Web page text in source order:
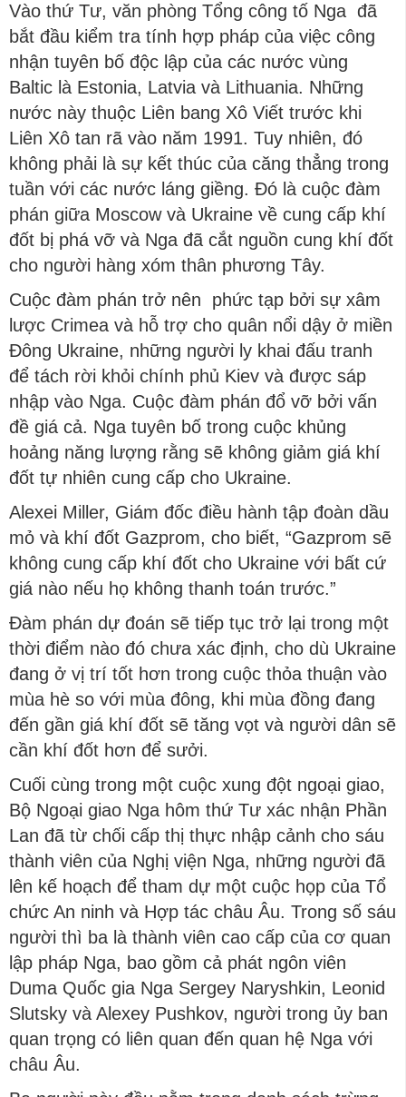
Vào thứ Tư, văn phòng Tổng công tố Nga đã
bắt đầu kiểm tra tính hợp pháp của việc công
nhận tuyên bố độc lập của các nước vùng
Baltic là Estonia, Latvia và Lithuania. Những
nước này thuộc Liên bang Xô Viết trước khi
Liên Xô tan rã vào năm 1991. Tuy nhiên, đó
không phải là sự kết thúc của căng thẳng trong
tuần với các nước láng giềng. Đó là cuộc đàm
phán giữa Moscow và Ukraine về cung cấp khí
đốt bị phá vỡ và Nga đã cắt nguồn cung khí đốt
cho người hàng xóm thân phương Tây.
Cuộc đàm phán trở nên phức tạp bởi sự xâm
lược Crimea và hỗ trợ cho quân nổi dậy ở miền
Đông Ukraine, những người ly khai đấu tranh
để tách rời khỏi chính phủ Kiev và được sáp
nhập vào Nga. Cuộc đàm phán đổ vỡ bởi vấn
đề giá cả. Nga tuyên bố trong cuộc khủng
hoảng năng lượng rằng sẽ không giảm giá khí
đốt tự nhiên cung cấp cho Ukraine.
Alexei Miller, Giám đốc điều hành tập đoàn dầu
mỏ và khí đốt Gazprom, cho biết, “Gazprom sẽ
không cung cấp khí đốt cho Ukraine với bất cứ
giá nào nếu họ không thanh toán trước.”
Đàm phán dự đoán sẽ tiếp tục trở lại trong một
thời điểm nào đó chưa xác định, cho dù Ukraine
đang ở vị trí tốt hơn trong cuộc thỏa thuận vào
mùa hè so với mùa đông, khi mùa đồng đang
đến gần giá khí đốt sẽ tăng vọt và người dân sẽ
cần khí đốt hơn để sưởi.
Cuối cùng trong một cuộc xung đột ngoại giao,
Bộ Ngoại giao Nga hôm thứ Tư xác nhận Phần
Lan đã từ chối cấp thị thực nhập cảnh cho sáu
thành viên của Nghị viện Nga, những người đã
lên kế hoạch để tham dự một cuộc họp của Tổ
chức An ninh và Hợp tác châu Âu. Trong số sáu
người thì ba là thành viên cao cấp của cơ quan
lập pháp Nga, bao gồm cả phát ngôn viên
Duma Quốc gia Nga Sergey Naryshkin, Leonid
Slutsky và Alexey Pushkov, người trong ủy ban
quan trọng có liên quan đến quan hệ Nga với
châu Âu.